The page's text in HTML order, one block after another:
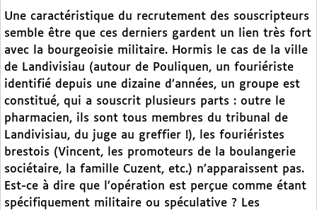
Une caractéristique du recrutement des souscripteurs
semble être que ces derniers gardent un lien très fort
avec la bourgeoisie militaire. Hormis le cas de la ville
de Landivisiau (autour de Pouliquen, un fouriériste
identifié depuis une dizaine d’années, un groupe est
constitué, qui a souscrit plusieurs parts : outre le
pharmacien, ils sont tous membres du tribunal de
Landivisiau, du juge au greffier !), les fouriéristes
brestois (Vincent, les promoteurs de la boulangerie
sociétaire, la famille Cuzent, etc.) n’apparaissent pas.
Est-ce à dire que l’opération est perçue comme étant
spécifiquement militaire ou spéculative ? Les